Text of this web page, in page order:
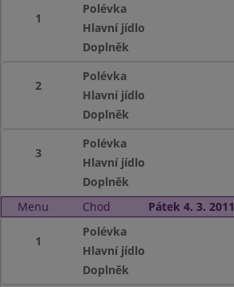
1
Polévka
Hlavní jídlo
Doplněk
2
Polévka
Hlavní jídlo
Doplněk
3
Polévka
Hlavní jídlo
Doplněk
Menu
Chod Pátek 4. 3. 2011
1
Polévka
Hlavní jídlo
Doplněk